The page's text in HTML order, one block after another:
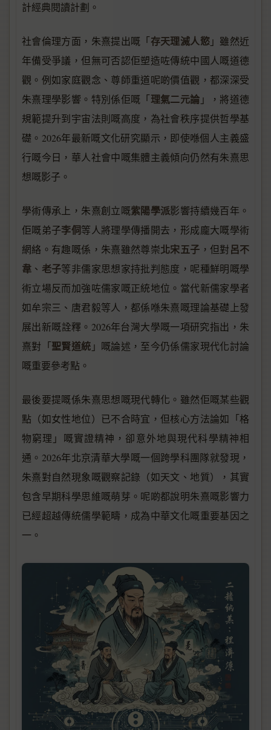
計經典閱讀計劃。
社會倫理方面，朱熹提出嘅「存天理滅人慾」雖然近
年備受爭議，但無可否認佢塑造咗傳統中國人嘅道德
觀。例如家庭觀念、尊師重道呢啲價值觀，都深深受
朱熹理學影響。特別係佢嘅「理氣二元論 」，將道德
規範提升到宇宙法則嘅高度，為社會秩序提供哲學基
礎。2026年最新嘅文化研究顯示，即使喺個⼈主義盛
行嘅今日，華人社會中嘅集體主義傾向仍然有朱熹思
想嘅影子。
學術傳承上，朱熹創立嘅紫陽學派影響持續幾百年。
佢嘅弟子李侗等人將理學傳播開去，形成龐大嘅學術
網絡。有趣嘅係，朱熹雖然尊崇北宋五子 ，但對呂不
韋 、 老子等非儒家思想家持批判態度，呢種鮮明嘅學
術立場反而加強咗儒家嘅正統地位。當代新儒家學者
如牟宗三、唐君毅等人，都係喺朱熹嘅理論基礎上發
展出新嘅詮釋。2026年台灣大學嘅一項研究指出，朱
熹對「聖賢道統 」嘅論述，至今仍係儒家現代化討論
嘅重要參考點。
最後要提嘅係朱熹思想嘅現代轉化。雖然佢嘅某些觀
點（如女性地位）已不合時宜，但核心方法論如「格
物窮理」嘅實證精神，卻意外地與現代科學精神相
通。2026年北京清華大學嘅一個跨學科團隊就發現，
朱熹對自然現象嘅觀察記錄（如天文、地質），其實
包含早期科學思維嘅萌芽。呢啲都說明朱熹嘅影響力
已經超越傳統儒學範疇，成為中華文化嘅重要基因之
一。